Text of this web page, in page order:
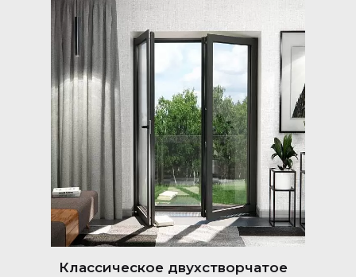
Классическое двухстворчатое